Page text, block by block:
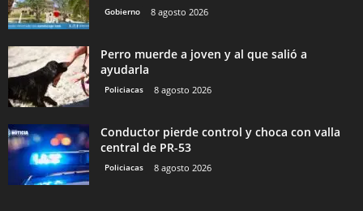
Gobierno 8 agosto 2026
Perro muerde a joven y al que salió a
ayudarla
Policiacas 8 agosto 2026
Conductor pierde control y choca con valla
central de PR-53
Policiacas 8 agosto 2026